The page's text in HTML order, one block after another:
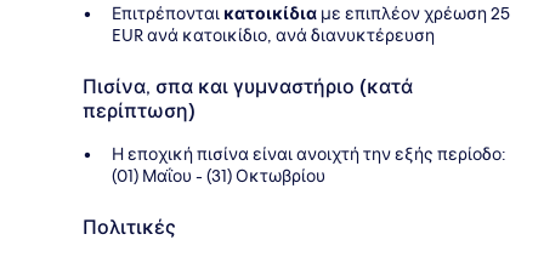
Επιτρέπονται κατοικίδια με επιπλέον χρέωση 25
EUR ανά κατοικίδιο, ανά διανυκτέρευση
Πισίνα, σπα και γυμναστήριο (κατά
περίπτωση)
Η εποχική πισίνα είναι ανοιχτή την εξής περίοδο:
(01) Μαΐου - (31) Οκτωβρίου
Πολιτικές